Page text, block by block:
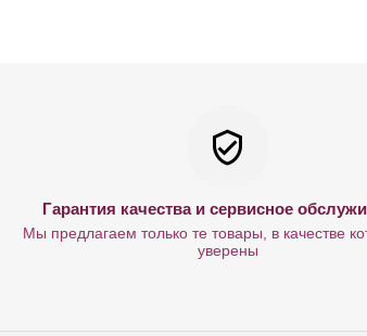
Гарантия качества и сервисное
Мы предлагаем только те товары, в качестве
уверены